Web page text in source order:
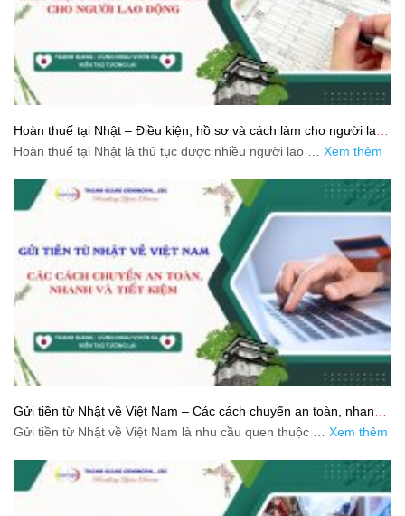
Hoàn thuế tại Nhật – Điều kiện, hồ sơ và cách làm cho người lao
động
Hoàn thuế tại Nhật là thủ tục được nhiều người lao … Xem thêm
Gửi tiền từ Nhật về Việt Nam – Các cách chuyển an toàn, nhanh
và tiết kiệm
Gửi tiền từ Nhật về Việt Nam là nhu cầu quen thuộc … Xem thêm